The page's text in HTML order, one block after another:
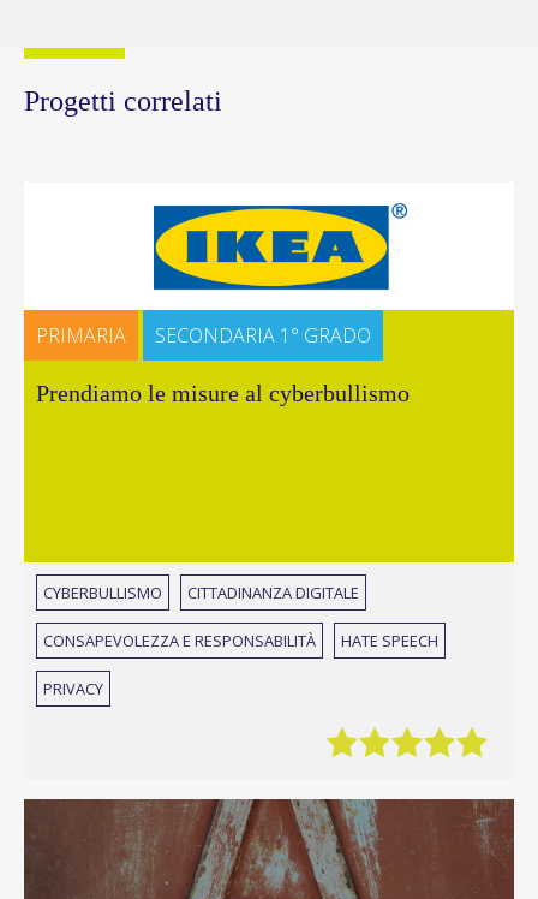
Progetti correlati
PRIMARIA SECONDARIA 1° GRADO
Prendiamo le misure al cyberbullismo
CYBERBULLISMO CITTADINANZA DIGITALE
CONSAPEVOLEZZA E RESPONSABILITÀ HATE SPEECH
PRIVACY